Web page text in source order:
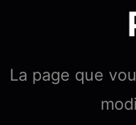
La page que